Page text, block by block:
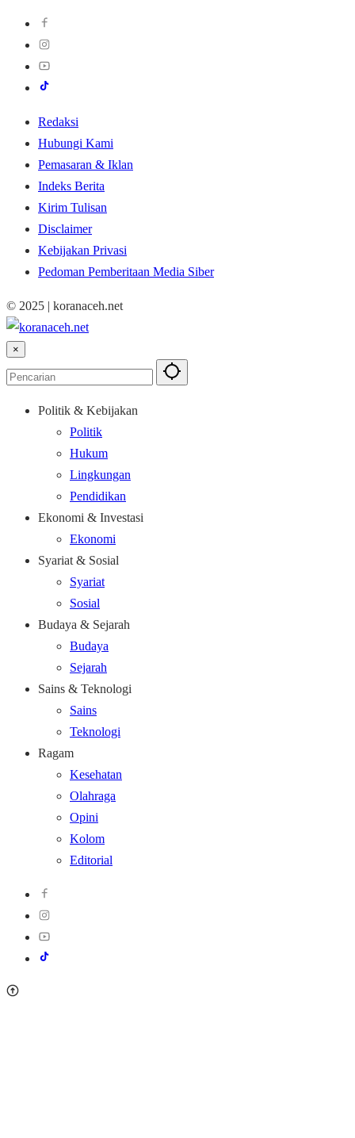
Redaksi
Hubungi Kami
Pemasaran & Iklan
Indeks Berita
Kirim Tulisan
Disclaimer
Kebijakan Privasi
Pedoman Pemberitaan Media Siber
© 2025 | koranaceh.net
×
Politik & Kebijakan
Politik
Hukum
Lingkungan
Pendidikan
Ekonomi & Investasi
Ekonomi
Syariat & Sosial
Syariat
Sosial
Budaya & Sejarah
Budaya
Sejarah
Sains & Teknologi
Sains
Teknologi
Ragam
Kesehatan
Olahraga
Opini
Kolom
Editorial